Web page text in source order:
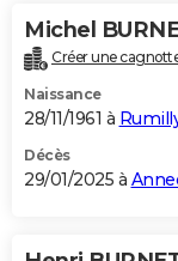
Michel
Créer une
Naissance
28/11/1961 à
Décès
29/01/2025 à